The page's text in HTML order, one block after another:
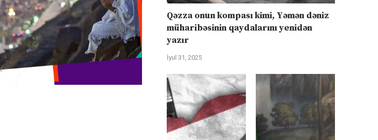
Qəzza onun kompası kimi, Yəmən dəniz
müharibəsinin qaydalarını yenidən
yazır
İyul 31, 2025